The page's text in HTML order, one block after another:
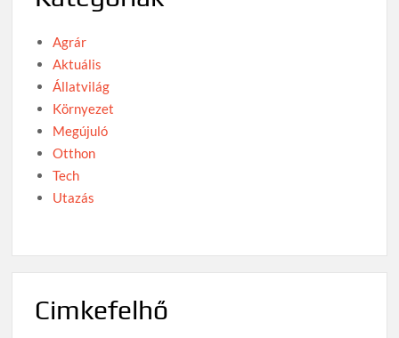
Agrár
Aktuális
Állatvilág
Környezet
Megújuló
Otthon
Tech
Utazás
Cimkefelhő